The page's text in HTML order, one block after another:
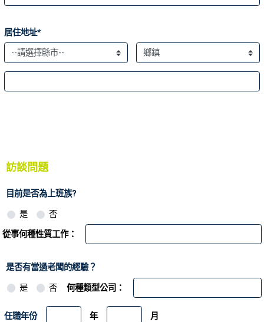
居住地址*
訪談問題
目前是否為上班族?
是
否
從事何種性質工作：
是否有當過老闆的經驗？
是 否 何種類型公司：
任職年份 年 月